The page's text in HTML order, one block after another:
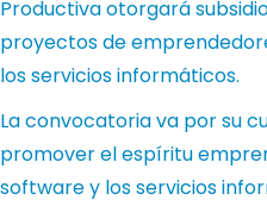
Productiva otorgará
proyectos de
los servicios informáticos.
La convocatoria va por su
promover el espíritu
software y los servicios